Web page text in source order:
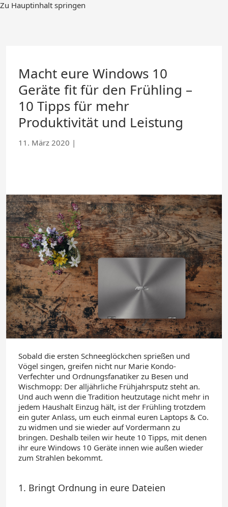
Zum
Zu Hauptinhalt springen
Macht eure Windows 10
Geräte fit für den Frühling –
10 Tipps für mehr
Produktivität und Leistung
11. März 2020 |
Sobald die ersten Schneeglöckchen sprießen und
Vögel singen, greifen nicht nur Marie Kondo-
Verfechter und Ordnungsfanatiker zu Besen und
Wischmopp: Der alljährliche Frühjahrsputz steht an.
Und auch wenn die Tradition heutzutage nicht mehr in
jedem Haushalt Einzug hält, ist der Frühling trotzdem
ein guter Anlass, um euch einmal euren Laptops & Co.
zu widmen und sie wieder auf Vordermann zu
bringen. Deshalb teilen wir heute 10 Tipps, mit denen
ihr eure Windows 10 Geräte innen wie außen wieder
zum Strahlen bekommt.
1. Bringt Ordnung in eure Dateien